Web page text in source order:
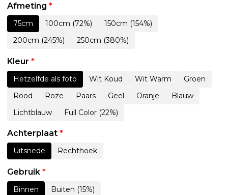
Afmeting *
75cm 100cm (72%)
150cm (154%)
200cm (245%)
250cm (380%)
Kleur *
Hetzelfde als foto Wit Koud Wit Warm
Groen
Rood
Roze Paars Geel Oranje
Blauw
Lichtblauw
Full Color (22%)
Achterplaat *
Uitsnede Rechthoek
Gebruik *
Binnen Buiten (15%)